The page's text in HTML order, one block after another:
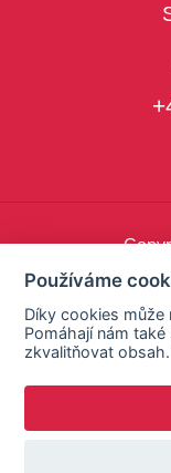
Používáme
Díky cookies
Pomáhají nám
zkvalitňovat